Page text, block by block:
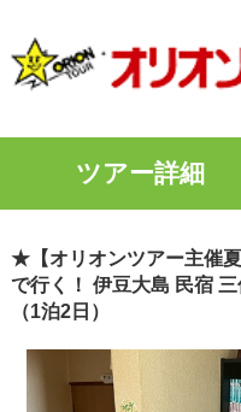
ツアー詳細
★【オリオンツアー主催
で行く！ 伊豆大島 民宿
（1泊2日）